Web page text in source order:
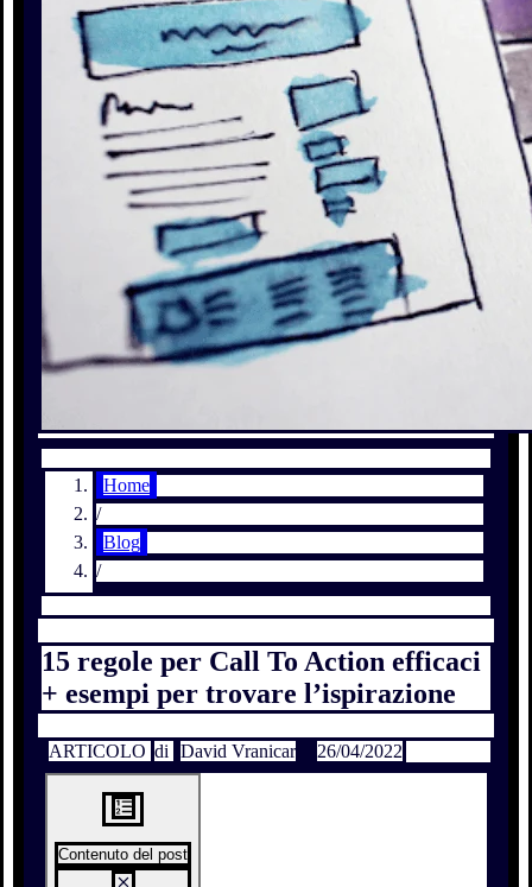
Home
/
Blog
/
15 regole per Call To Action efficaci
+ esempi per trovare l’ispirazione
ARTICOLO di David Vranicar 26/04/2022
Contenuto del post